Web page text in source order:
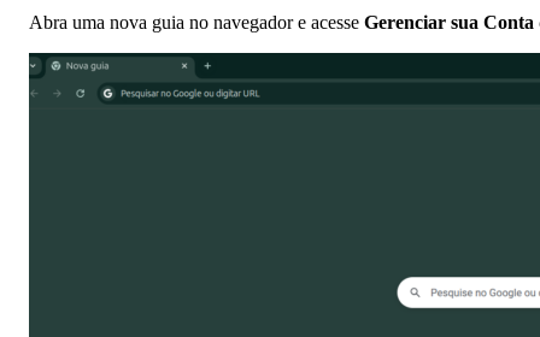
Abra uma nova guia no navegador e acesse Gerenciar sua Conta